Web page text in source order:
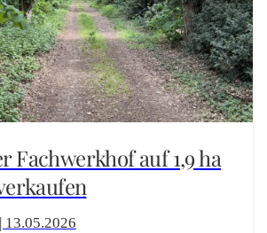
Fachwerkhof auf 1,9 ha
| 13.05.2026